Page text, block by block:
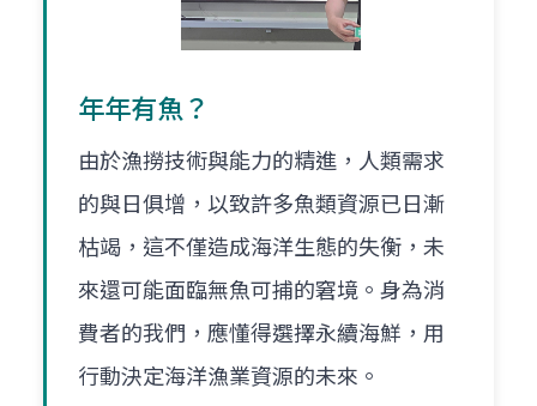
年年有魚？
由於漁撈技術與能力的精進，人類需求
的與日俱增，以致許多魚類資源已日漸
枯竭，這不僅造成海洋生態的失衡，未
來還可能面臨無魚可捕的窘境。身為消
費者的我們，應懂得選擇永續海鮮，用
行動決定海洋漁業資源的未來。